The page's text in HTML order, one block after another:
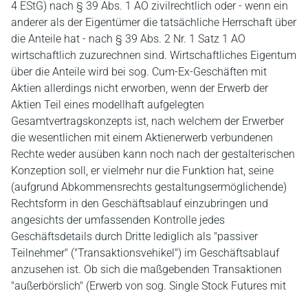
4 EStG) nach § 39 Abs. 1 AO zivilrechtlich oder - wenn ein
anderer als der Eigentümer die tatsächliche Herrschaft über
die Anteile hat - nach § 39 Abs. 2 Nr. 1 Satz 1 AO
wirtschaftlich zuzurechnen sind. Wirtschaftliches Eigentum
über die Anteile wird bei sog. Cum-Ex-Geschäften mit
Aktien allerdings nicht erworben, wenn der Erwerb der
Aktien Teil eines modellhaft aufgelegten
Gesamtvertragskonzepts ist, nach welchem der Erwerber
die wesentlichen mit einem Aktienerwerb verbundenen
Rechte weder ausüben kann noch nach der gestalterischen
Konzeption soll, er vielmehr nur die Funktion hat, seine
(aufgrund Abkommensrechts gestaltungsermöglichende)
Rechtsform in den Geschäftsablauf einzubringen und
angesichts der umfassenden Kontrolle jedes
Geschäftsdetails durch Dritte lediglich als "passiver
Teilnehmer" ("Transaktionsvehikel") im Geschäftsablauf
anzusehen ist. Ob sich die maßgebenden Transaktionen
"außerbörslich" (Erwerb von sog. Single Stock Futures mit